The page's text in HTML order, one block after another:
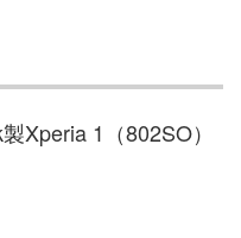
Xperia 1（802SO）